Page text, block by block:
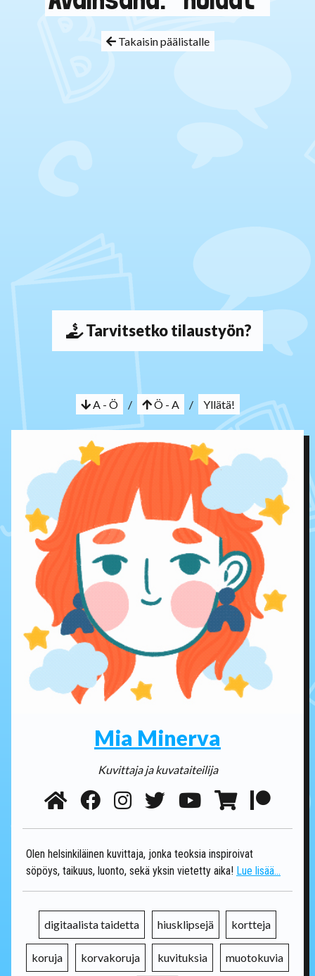
Takaisin päälistalle
Tarvitsetko tilaustyön?
A - Ö / Ö - A / Yllätä!
Mia Minerva
Kuvittaja ja kuvataiteilija
Olen helsinkiläinen kuvittaja, jonka teoksia inspiroivat
söpöys, taikuus, luonto, sekä yksin vietetty aika! Lue lisää...
digitaalista taidetta hiusklipsejä kortteja
koruja korvakoruja kuvituksia muotokuvia